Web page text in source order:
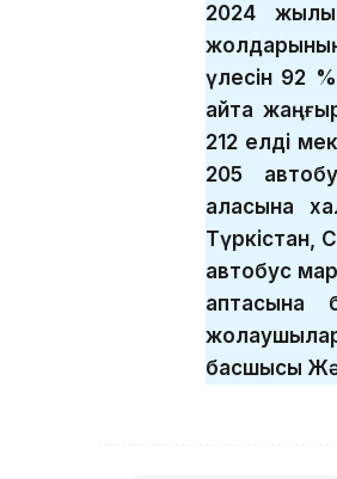
2024 жылы
жолдарының
үлесін 92
қайта
212 елді
205
қаласына
Түркістан,
автобус
аптасына
басшысы